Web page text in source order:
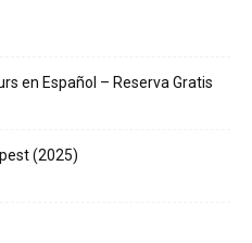
en Español – Reserva Gratis
(2025)